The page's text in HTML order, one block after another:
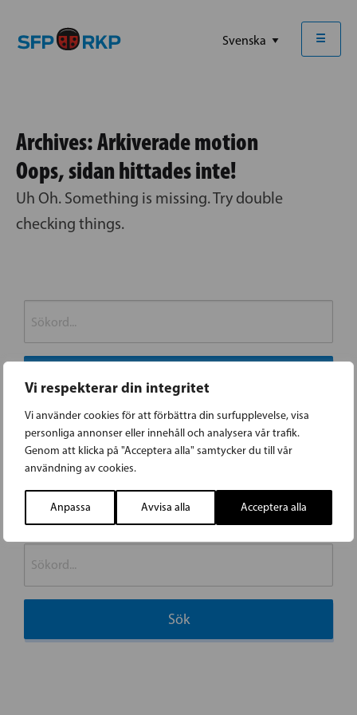
Vi respekterar din integritet
Vi använder cookies för att förbättra din surfupplevelse, visa
personliga annonser eller innehåll och analysera vår trafik.
Genom att klicka på "Acceptera alla" samtycker du till vår
användning av cookies.
Anpassa Avvisa alla Acceptera alla
☰
Archives:Arkiverade motion
Oops, sidan hittades inte!
Uh Oh. Something is missing. Try double
checking things.
This is the error message in the parts/content-
missing.php template.